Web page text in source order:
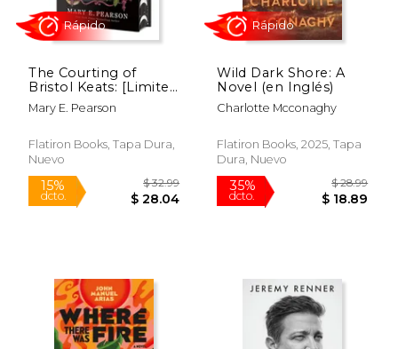
15% $ 28.99 43%
Rápido Rápido
The Courting of
Bristol Keats: [Limited
Stenciled Edge
Edition] (en Inglés)
Mary E. Pearson
Flatiron Books, Tapa Dura,
Nuevo
Wild Dark Shore: A
Novel (en Inglés)
Charlotte Mcconaghy
Flatiron Books, 2025, Tapa
Dura, Nuevo